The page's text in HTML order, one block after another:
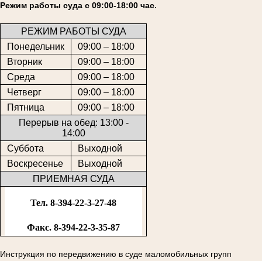
Режим работы суда с 09:00-18:00 час.
РЕЖИМ РАБОТЫ СУДА
Понедельник
09:00 – 18:00
Вторник
09:00 – 18:00
Среда
09:00 – 18:00
Четверг
09:00 – 18:00
Пятница
09:00 – 18:00
Перерыв на обед: 13:00 -
14:00
Суббота
Выходной
Воскресенье
Выходной
ПРИЕМНАЯ СУДА
Тел. 8-394-22-3-27-48
Факс. 8-394-22-3-35-87
Инструкция по передвижению в суде маломобильных групп